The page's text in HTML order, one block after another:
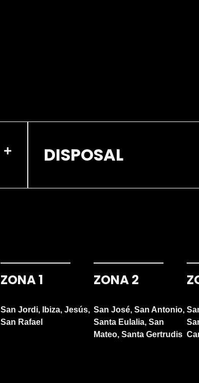
DISPOSAL
ZONA 1
San Jordi, Ibiza, Jesús,
San Rafael
ZONA 2
San José, San Antonio,
Santa Eulalia, San
Mateo, Santa Gertrudis